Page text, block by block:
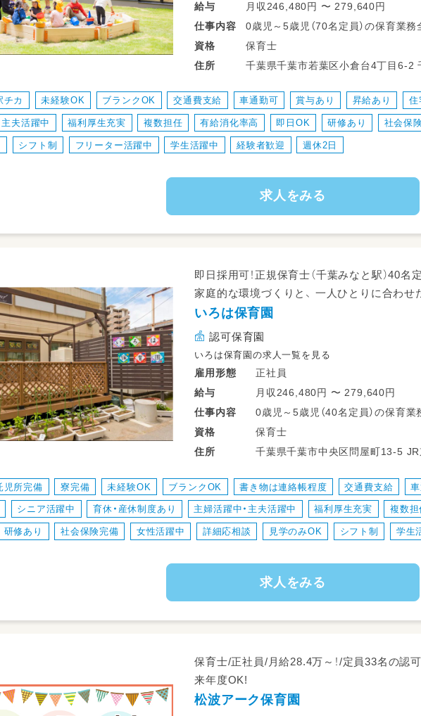
給与
月収246,480円 〜 279,640円
仕事内容
0歳児～5歳児（70名定員）の保育業務
・食事や着替えなどのサポート
・保護者様とのコミュニケーション
業務の変更範囲：なし
転勤：あり（千葉市内）
資格
保育士
住所
チカ 未経験OK ブランクOK 交通費支給 車通勤可 賞与あり 昇給あり 住
主夫活躍中 福利厚生充実 複数担任 有給消化率高 即日OK 研修あり 社会保
シフト制 フリーター活躍中 学生活躍中 経験者歓迎 週休2日
求人をみる
即日採用可！正規保育士（千葉みなと駅）40
家庭的な環境づくりと、 一人ひとりに合わせ
いろは保育園
認可保育園
いろは保育園の求人一覧を見る
雇用形態
正社員
給与
月収246,480円 〜 279,640円
仕事内容
0歳児～5歳児（40名定員）の保育業
・食事や着替えなどのサポート
・保護者様とのコミュニケーション
業務の変更範囲：なし
転勤：あり（千葉市内）
資格
保育士
住所
千葉
児所完備 寮完備 未経験OK ブランクOK 書き物は連絡帳程度 交通費支給
シニア活躍中 育休・産休制度あり 主婦活躍中・主夫活躍中 福利厚生充実 複数担
研修あり 社会保険完備 女性活躍中 詳細応相談 見学のみOK シフト制 学生
求人をみる
保育士/正社員/月給28.4万～！/定員33名の認
来年度OK!
松波アーク保育園